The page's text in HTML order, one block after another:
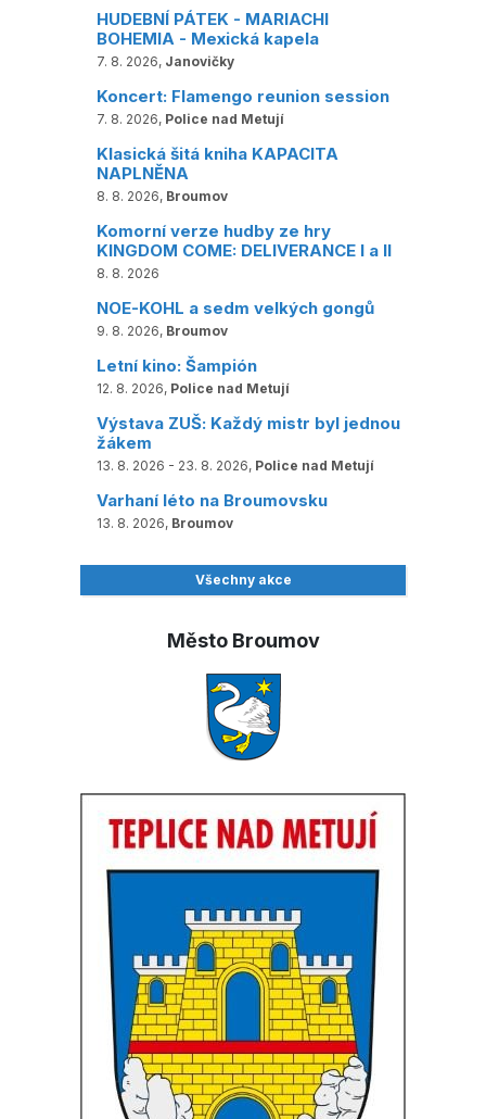
HUDEBNÍ PÁTEK - MARIACHI
BOHEMIA - Mexická kapela
7. 8. 2026, Janovičky
Koncert: Flamengo reunion session
7. 8. 2026, Police nad Metují
Klasická šitá kniha KAPACITA
NAPLNĚNA
8. 8. 2026, Broumov
Komorní verze hudby ze hry
KINGDOM COME: DELIVERANCE I a II
8. 8. 2026
NOE-KOHL a sedm velkých gongů
9. 8. 2026, Broumov
Letní kino: Šampión
12. 8. 2026, Police nad Metují
Výstava ZUŠ: Každý mistr byl jednou
žákem
13. 8. 2026 - 23. 8. 2026, Police nad Metují
Varhaní léto na Broumovsku
13. 8. 2026, Broumov
Všechny akce
Město Broumov